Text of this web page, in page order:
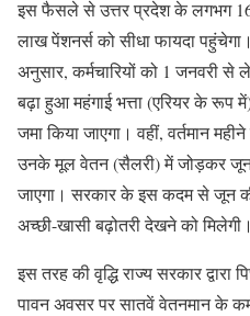
इस फैसले से उत्तर प्रदेश के लगभग 16
लाख पेंशनर्स को सीधा फायदा
अनुसार, कर्मचारियों को 1 जनवरी
बढ़ा हुआ महंगाई भत्ता (एरियर के रूप
जमा किया जाएगा। वहीं, वर्तमान
उनके मूल वेतन (सैलरी) में जोड़कर
जाएगा। सरकार के इस कदम से जून
अच्छी-खासी बढ़ोतरी देखने को मिलेगी।
इस तरह की वृद्धि राज्य सरकार द्वारा
पावन अवसर पर सातवें वेतनमान के